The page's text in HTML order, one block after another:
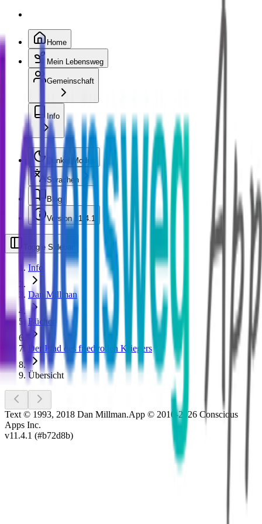
Home
Mein Lebensweg
Gemeinschaft
Info
Dunkel Modus
Sprachen
Blog
Version 11.4.1
Toggle Sidebar
Info
Dan Millman
Bücher
Der Pfad des friedvollen Kriegers
Übersicht
Text © 1993, 2018 Dan Millman.App © 2010-2026 Conscious
Apps Inc.
v11.4.1 (#b72d8b)